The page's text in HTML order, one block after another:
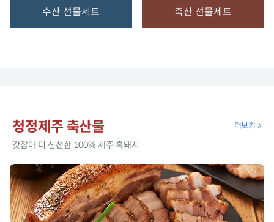
수산 선물세트 축산 선물세트
청정제주 축산물
갓잡아 더 신선한 100% 제주 흑돼지
더보기 >